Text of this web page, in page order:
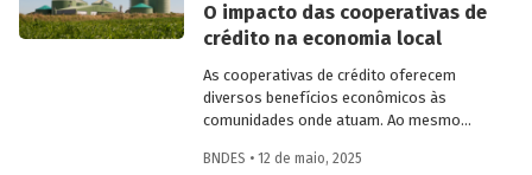
O impacto das cooperativas de
crédito na economia local
As cooperativas de crédito oferecem
diversos benefícios econômicos às
comunidades onde atuam. Ao mesmo
arrecadação e produtividade; reduzem
BNDES • 12 de maio, 2025